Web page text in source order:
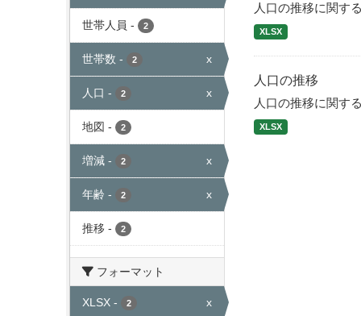
世帯人員 - 2
世帯数 - 2 x
人口 - 2 x
地図 - 2
増減 - 2 x
年齢 - 2 x
推移 - 2
フォーマット
XLSX - 2 x
人口の推移に関す
XLSX
人口の推移
人口の推移に関す
XLSX